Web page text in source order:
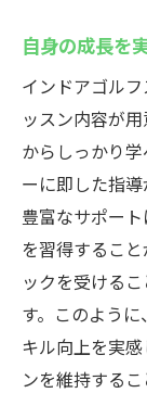
時間
24時
スケ
生活
ライ
忙し
藤沢駅の
しい環境
初心
初め
自身の成長を
インドアゴル
ッスン内容が
からしっかり
ーに即した指
豊富なサポー
を習得するこ
ックを受ける
す。このよう
キル向上を実
ンを維持するこ